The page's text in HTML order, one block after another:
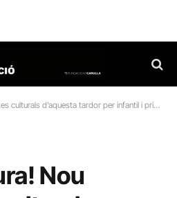
d’aquesta tardor per infantil i primària
Nou